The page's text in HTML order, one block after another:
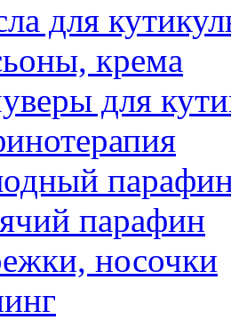
для
крема
для
парафин
носочки